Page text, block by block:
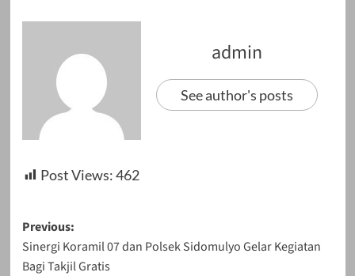
admin
See author's posts
Post Views:462
Post
navigation
Previous:
Sinergi Koramil 07 dan Polsek Sidomulyo Gelar Kegiatan
Bagi Takjil Gratis